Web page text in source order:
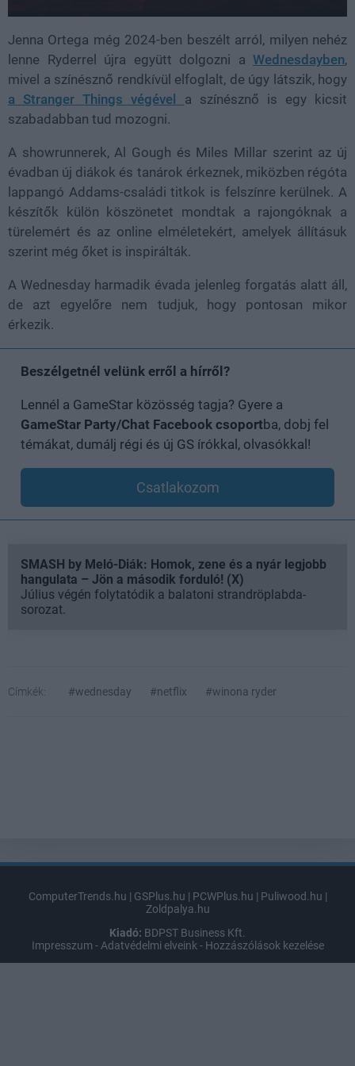
Jenna Ortega még 2024-ben beszélt arról, milyen nehéz
lenne Ryderrel újra együtt dolgozni a Wednesdayben,
mivel a színésznő rendkívül elfoglalt, de úgy látszik, hogy
a Stranger Things végével a színésznő is egy kicsit
szabadabban tud mozogni.
A showrunnerek, Al Gough és Miles Millar szerint az új
évadban új diákok és tanárok érkeznek, miközben régóta
lappangó Addams-családi titkok is felszínre kerülnek. A
készítők külön köszönetet mondtak a rajongóknak a
türelemért és az online elméletekért, amelyek állításuk
szerint még őket is inspirálták.
A Wednesday harmadik évada jelenleg forgatás alatt áll,
de azt egyelőre nem tudjuk, hogy pontosan mikor
érkezik.
Beszélgetnél velünk erről a hírről?
Lennél a GameStar közösség tagja? Gyere a
GameStar Party/Chat Facebook csoportba, dobj fel
témákat, dumálj régi és új GS írókkal, olvasókkal!
Csatlakozom
SMASH by Meló-Diák: Homok, zene és a nyár legjobb
hangulata – Jön a második forduló! (X)
Július végén folytatódik a balatoni strandröplabda-
sorozat.
Címkék: #wednesday #netflix #winona ryder
ComputerTrends.hu | GSPlus.hu | PCWPlus.hu | Puliwood.hu |
Zoldpalya.hu
Kiadó: BDPST Business Kft.
Impresszum - Adatvédelmi elveink - Hozzászólások kezelése